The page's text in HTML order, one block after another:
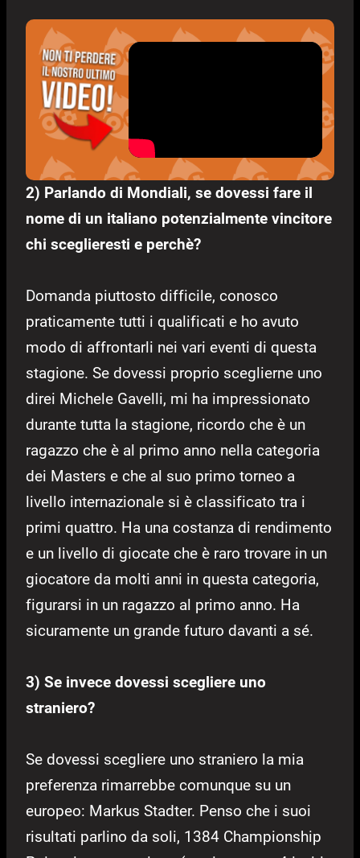
2) Parlando di Mondiali, se dovessi fare il
nome di un italiano potenzialmente vincitore
chi sceglieresti e perchè?
Domanda piuttosto difficile, conosco
praticamente tutti i qualificati e ho avuto
modo di affrontarli nei vari eventi di questa
stagione. Se dovessi proprio sceglierne uno
direi Michele Gavelli, mi ha impressionato
durante tutta la stagione, ricordo che è un
ragazzo che è al primo anno nella categoria
dei Masters e che al suo primo torneo a
livello internazionale si è classificato tra i
primi quattro. Ha una costanza di rendimento
e un livello di giocate che è raro trovare in un
giocatore da molti anni in questa categoria,
figurarsi in un ragazzo al primo anno. Ha
sicuramente un grande futuro davanti a sé.
3) Se invece dovessi scegliere uno
straniero?
Se dovessi scegliere uno straniero la mia
preferenza rimarrebbe comunque su un
europeo: Markus Stadter. Penso che i suoi
risultati parlino da soli, 1384 Championship